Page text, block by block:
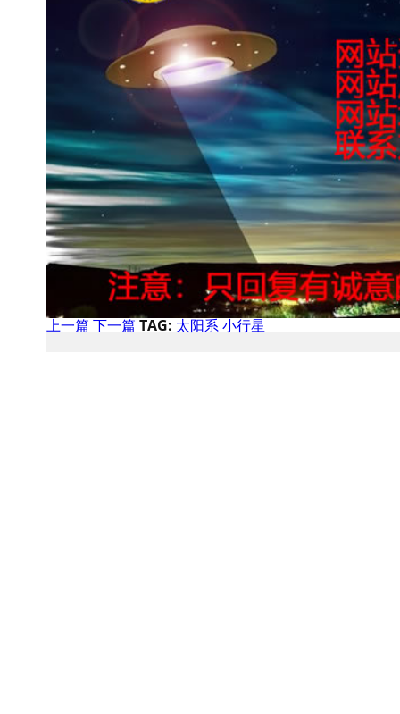
上一篇下一篇TAG:太阳系小行星